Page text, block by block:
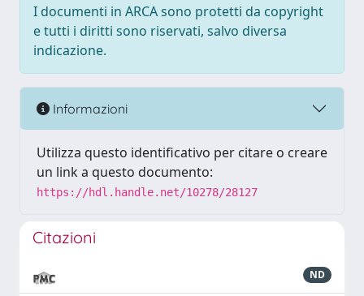
I documenti in ARCA sono protetti da copyright
e tutti i diritti sono riservati, salvo diversa
indicazione.
Informazioni
Utilizza questo identificativo per citare o creare
un link a questo documento:
https://hdl.handle.net/10278/28127
Citazioni
ND